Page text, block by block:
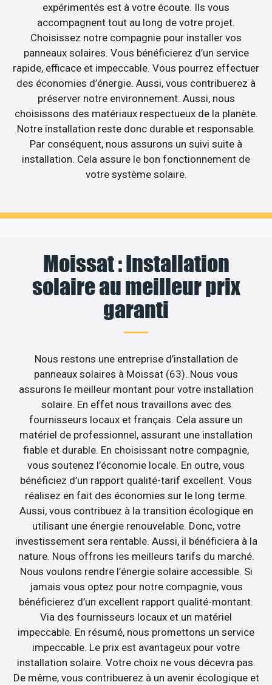
expérimentés est à votre écoute. Ils vous
accompagnent tout au long de votre projet.
Choisissez notre compagnie pour installer vos
panneaux solaires. Vous bénéficierez d’un service
rapide, efficace et impeccable. Vous pourrez effectuer
des économies d’énergie. Aussi, vous contribuerez à
préserver notre environnement. Aussi, nous
choisissons des matériaux respectueux de la planète.
Notre installation reste donc durable et responsable.
Par conséquent, nous assurons un suivi suite à
installation. Cela assure le bon fonctionnement de
votre système solaire.
Moissat : Installation
solaire au meilleur prix
garanti
Nous restons une entreprise d’installation de
panneaux solaires à Moissat (63). Nous vous
assurons le meilleur montant pour votre installation
solaire. En effet nous travaillons avec des
fournisseurs locaux et français. Cela assure un
matériel de professionnel, assurant une installation
fiable et durable. En choisissant notre compagnie,
vous soutenez l’économie locale. En outre, vous
bénéficiez d’un rapport qualité-tarif excellent. Vous
réalisez en fait des économies sur le long terme.
Aussi, vous contribuez à la transition écologique en
utilisant une énergie renouvelable. Donc, votre
investissement sera rentable. Aussi, il bénéficiera à la
nature. Nous offrons les meilleurs tarifs du marché.
Nous voulons rendre l’énergie solaire accessible. Si
jamais vous optez pour notre compagnie, vous
bénéficierez d’un excellent rapport qualité-montant.
Via des fournisseurs locaux et un matériel
impeccable. En résumé, nous promettons un service
impeccable. Le prix est avantageux pour votre
installation solaire. Votre choix ne vous décevra pas.
De même, vous contribuerez à un avenir écologique et